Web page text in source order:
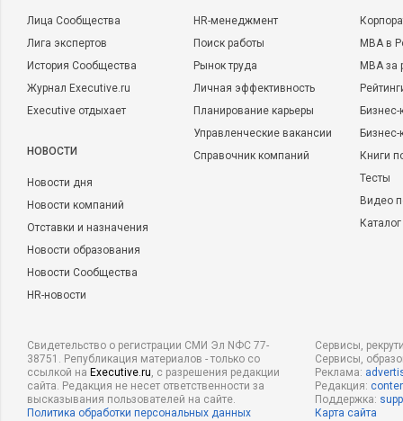
Лица Сообщества
Лига экспертов
История Сообщества
Журнал Executive.ru
Executive отдыхает
НОВОСТИ
Новости дня
Новости компаний
Отставки и назначения
Новости образования
Новости Сообщества
HR-новости
HR-менеджмент
Поиск работы
Рынок труда
Личная эффективность
Планирование карьеры
Управленческие вакансии
Справочник компаний
MBA в
MBA
Бизнес-
Книги
Тесты
Видео
Свидетельство о регистрации СМИ Эл NФС 77-
38751. Републикация материалов - только со
ссылкой на Executive.ru, с разрешения редакции
сайта. Редакция не несет ответственности за
высказывания пользователей на сайте.
Политика обработки персональных данных
Сервисы,
Сервисы,
Реклама:
Редакция:
Поддержка:
Карта сайта